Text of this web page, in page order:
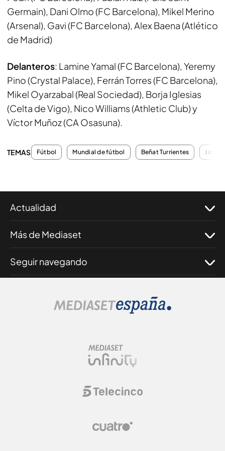
Germain), Dani Olmo (FC Barcelona), Mikel Merino
(Arsenal), Gavi (FC Barcelona), Alex Baena (Atlético
de Madrid)
Delanteros: Lamine Yamal (FC Barcelona), Yeremy
Pino (Crystal Palace), Ferrán Torres (FC Barcelona),
Mikel Oyarzabal (Real Sociedad), Borja Iglesias
(Celta de Vigo), Nico Williams (Athletic Club) y
Víctor Muñoz (CA Osasuna).
TEMAS Fútbol Mundial de fútbol Beñat Turrientes Javi
Actualidad
Más de Mediaset
Seguir navegando